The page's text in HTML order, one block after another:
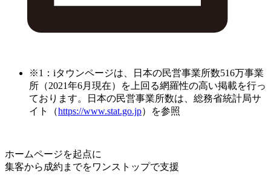
※1：iタウンページは、日本の民営事業所数516万事業
所（2021年6月現在）を上回る網羅性の高い掲載を行っ
ております。日本の民営事業所数は、総務省統計局サ
イト（https://www.stat.go.jp）を参照
ホームページを起点に
集客から成約までをワンストップで支援